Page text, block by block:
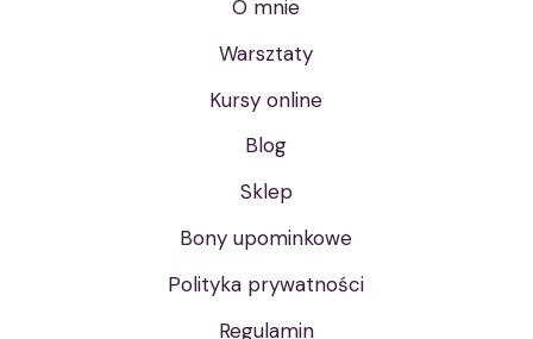
O mnie
Warsztaty
Kursy online
Blog
Sklep
Bony upominkowe
Polityka prywatności
Regulamin